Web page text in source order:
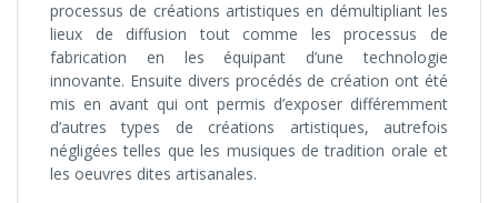
processus de créations artistiques en démultipliant les
lieux de diffusion tout comme les processus de
fabrication en les équipant d’une technologie
innovante. Ensuite divers procédés de création ont été
mis en avant qui ont permis d’exposer différemment
d’autres types de créations artistiques, autrefois
négligées telles que les musiques de tradition orale et
les oeuvres dites artisanales.